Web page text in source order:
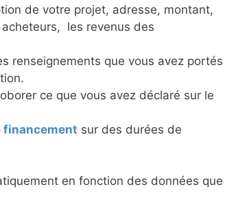
de votre projet, adresse, montant,
les revenus des
renseignements que vous avez portés
ce que vous avez déclaré sur le
financement sur des durées de
en fonction des données que